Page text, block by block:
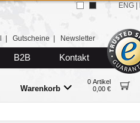
Gutscheine Newsletter
B2B Kontakt
Warenkorb
0 Artikel
0,00 €
ENG